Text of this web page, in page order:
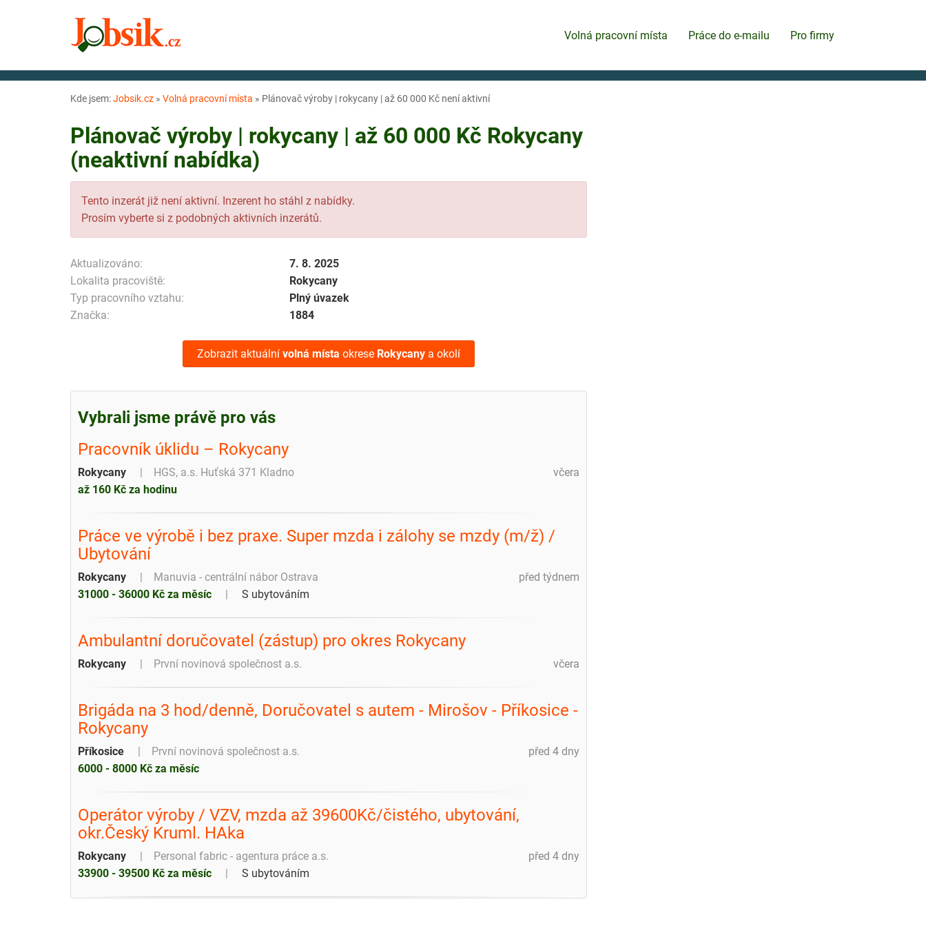
Volná pracovní místa Práce do e-mailu Pro firmy
Kde jsem:Jobsik.cz » Volná pracovní místa » Plánovač výroby | rokycany | až 60 000 Kč není aktivní
Plánovač výroby | rokycany | až 60 000 Kč Rokycany
(neaktivní nabídka)
Tento inzerát již není aktivní. Inzerent ho stáhl z nabídky.
Prosím vyberte si z podobných aktivních inzerátů.
Aktualizováno:
7. 8. 2025
Lokalita pracoviště:
Rokycany
Typ pracovního vztahu:
Plný úvazek
Značka:
1884
Zobrazit aktuální volná místa okrese Rokycany a okolí
Vybrali jsme právě pro vás
Pracovník úklidu – Rokycany
včera
Rokycany
HGS, a.s. Huťská 371 Kladno
až 160 Kč za hodinu
Práce ve výrobě i bez praxe. Super mzda i zálohy se mzdy (m/ž) /
Ubytování
před týdnem
Rokycany
Manuvia - centrální nábor Ostrava
31000 - 36000 Kč za měsíc
S ubytováním
Ambulantní doručovatel (zástup) pro okres Rokycany
včera
Rokycany První novinová společnost a.s.
Brigáda na 3 hod/denně, Doručovatel s autem - Mirošov - Příkosice -
Rokycany
před 4 dny
Příkosice
První novinová společnost a.s.
6000 - 8000 Kč za měsíc
Operátor výroby / VZV, mzda až 39600Kč/čistého, ubytování,
okr.Český Kruml. HAka
před 4 dny
Rokycany
Personal fabric - agentura práce a.s.
33900 - 39500 Kč za měsíc
S ubytováním